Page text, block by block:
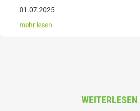
01.07.2025
mehr lesen
WEITERLESEN